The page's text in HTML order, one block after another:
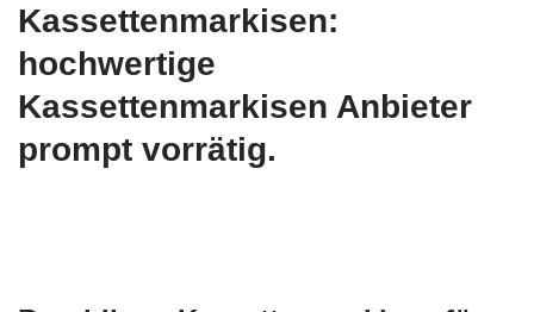
Kassettenmarkisen:
hochwertige
Kassettenmarkisen Anbieter
prompt vorrätig.